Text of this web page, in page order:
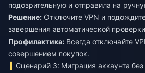
подозрительную и отправила на
Решение: Отключите VPN и
завершения автоматической
Профилактика: Всегда отключайте
совершением покупок.
Сценарий 3: Миграция аккаунта без